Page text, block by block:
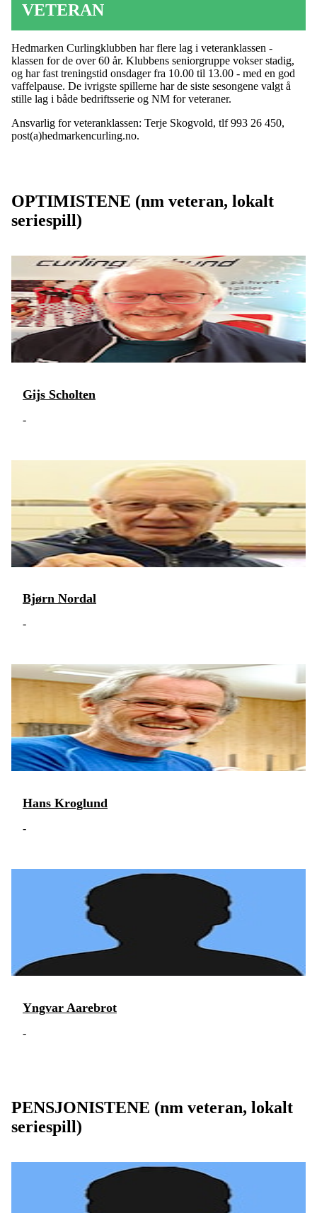
VETERAN
Hedmarken Curlingklubben har flere lag i veteranklassen -
klassen for de over 60 år. Klubbens seniorgruppe vokser stadig,
og har fast treningstid onsdager fra 10.00 til 13.00 - med en god
vaffelpause. De ivrigste spillerne har de siste sesongene valgt å
stille lag i både bedriftsserie og NM for veteraner.
Ansvarlig for veteranklassen: Terje Skogvold, tlf 993 26 450,
post(a)hedmarkencurling.no.
OPTIMISTENE (nm veteran, lokalt
seriespill)
Gijs Scholten
-
Bjørn Nordal
-
Hans Kroglund
-
Yngvar Aarebrot
-
PENSJONISTENE (nm veteran, lokalt
seriespill)